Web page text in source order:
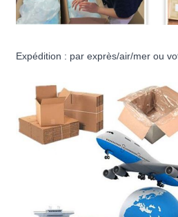
Expédition : par exprès/air/mer ou